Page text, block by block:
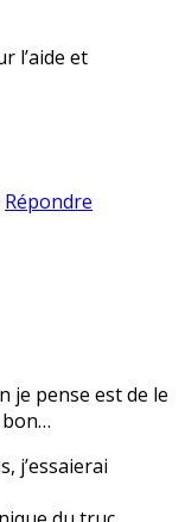
l’aide et
Répondre
je pense est de le
bon…
j’essaierai